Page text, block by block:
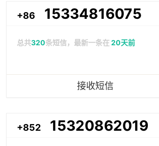
+86 15334816075
总共320条短信，最新一条在20天前
接收短信
+852 15320862019